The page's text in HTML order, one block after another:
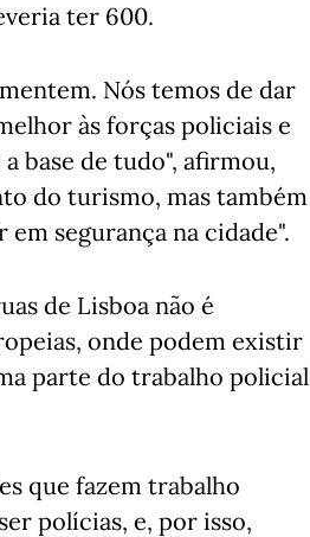
ter 600.
Nós temos de dar
às forças policiais e
base de tudo", afirmou,
do turismo, mas também
segurança na cidade".
de Lisboa não é
onde podem existir
parte do trabalho policial
que fazem trabalho
polícias, e, por isso,